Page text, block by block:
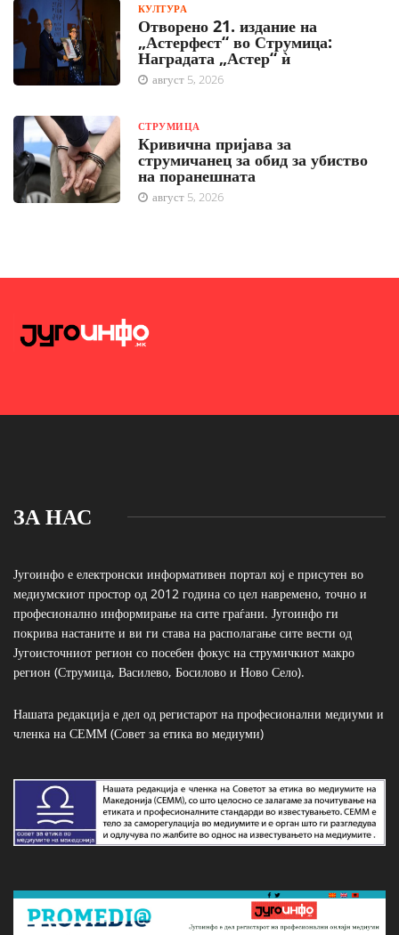
КУЛТУРА
Отворено 21. издание на
„Астерфест“ во Струмица:
Наградата „Астер“ ѝ
август 5, 2026
СТРУМИЦА
Кривична пријава за
струмичанец за обид за убиство
на поранешната
август 5, 2026
ЗА НАС
Југоинфо е електронски информативен портал кој е присутен во
медиумскиот простор од 2012 година со цел навремено, точно и
професионално информирање на сите граѓани. Југоинфо ги
покрива настаните и ви ги става на располагање сите вести од
Југоисточниот регион со посебен фокус на струмичкиот макро
регион (Струмица, Василево, Босилово и Ново Село).
Нашата редакција е дел од регистарот на професионални медиуми и
членка на СЕММ (Совет за етика во медиуми)